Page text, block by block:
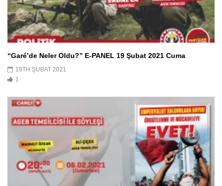
“Garé’de Neler Oldu?” E-PANEL 19 Şubat 2021 Cuma
19TH ŞUBAT 2021
1